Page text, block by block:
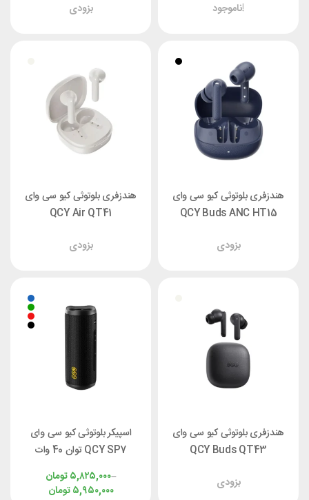
ناموجود!
بزودی
هندزفری بلوتوثی کیو سی وای
QCY Buds ANC HT15
بزودی
هندزفری بلوتوثی کیو سی وای
QCY Air QT41
بزودی
هندزفری بلوتوثی کیو سی وای
QCY Buds QT43
بزودی
اسپیکر بلوتوثی کیو سی وای
QCY SP7 توان 40 وات
تومان۵,۸۲۵,۰۰۰–
تومان۵,۹۵۰,۰۰۰